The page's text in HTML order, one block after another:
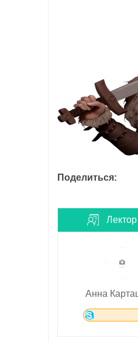
Поделиться:
Лектор
Анна